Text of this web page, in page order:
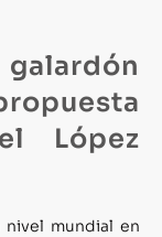
López
nivel mundial en